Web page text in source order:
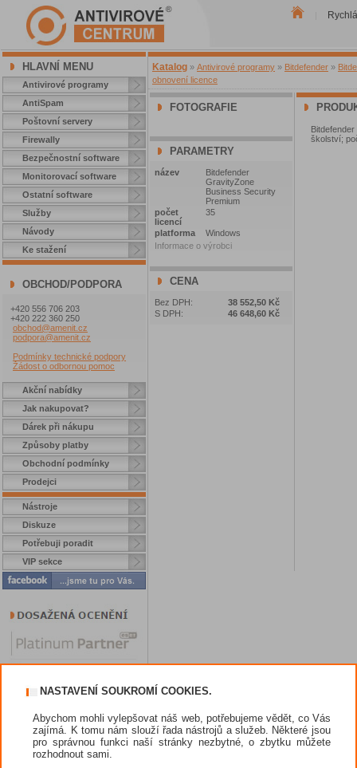
HLAVNÍ MENU
Antivirové programy
AntiSpam
Poštovní servery
Firewally
Bezpečnostní software
Monitorovací software
Ostatní software
Služby
Návody
Ke stažení
OBCHOD/PODPORA
+420 556 706 203
+420 222 360 250
obchod@amenit.cz
podpora@amenit.cz
Podmínky technické podpory
Žádost o odbornou pomoc
Akční nabídky
Jak nakupovat?
Dárek při nákupu
Způsoby platby
Obchodní podmínky
Prodejci
Nástroje
Diskuze
Potřebuji poradit
VIP sekce
Katalog » Antivirové programy » Bitdefender »
obnovení licence
FOTOGRAFIE
PARAMETRY
název
Bitdefender
GravityZone
Business Security
Premium
počet
licencí
35
platforma
Windows
Informace o výrobci
CENA
Bez DPH:
38 552,50 Kč
S DPH:
46 648,60 Kč
školství;
NASTAVENÍ SOUKROMÍ COOKIES.
Abychom mohli vylepšovat náš web, potřebujeme vědět, co Vás
zajímá. K tomu nám slouží řada nástrojů a služeb. Některé jsou
pro správnou funkci naší stránky nezbytné, o zbytku můžete
rozhodnout sami.